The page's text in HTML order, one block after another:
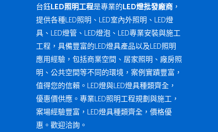
台鈺LED照明工程是專業的LED燈批發廠商 ，
提供各種LED照明、LED室內外照明、LED燈
具、LED燈管、LED燈泡、LED專業安裝與施工
工程，具備豐富的LED燈具產品以及LED照明
應用經驗，包括商業空間、居家照明、廠房照
明、公共空間等不同的環境，案例實蹟豐富，
值得您的信賴。LED燈與LED燈具種類齊全，
優惠價供應。專業LED照明工程規劃與施工，
案場經驗豐富，LED燈具種類齊全，價格優
惠。歡迎洽詢。